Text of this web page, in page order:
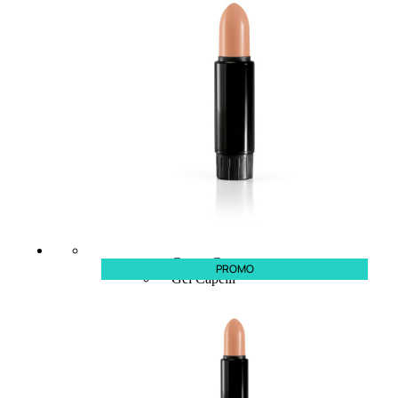
Mousse
Olii Capelli
Maschere
Cera e Crema
Gel Capelli
Shampoo
PROMO